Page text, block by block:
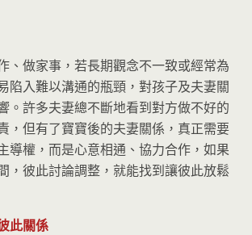
、做家事，若長期觀念不一致或經常為
陷入難以溝通的瓶頸，對孩子及夫妻關
。許多夫妻總不斷地看到對方做不好的
，但有了寶寶後的夫妻關係，真正需要
導權，而是心意相通、協力合作，如果
，彼此討論調整，就能找到讓彼此放鬆
此關係